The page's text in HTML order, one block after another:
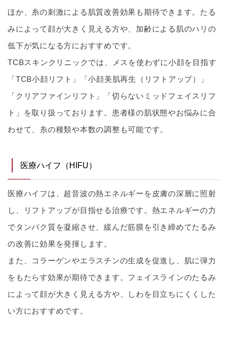
ほか、糸の刺激による肌質改善効果も期待できます。たる
みによって顔が大きく見える方や、加齢による肌のハリの
低下が気になる方におすすめです。
TCBスキンクリニックでは、メスを使わずに小顔を目指す
「TCB小顔リフト」「小顔美肌再生（リフトアップ）」
「クリアファインリフト」「切らないミッドフェイスリフ
ト」を取り扱っております。患者様の肌状態やお悩みに合
わせて、糸の種類や本数の調整も可能です。
医療ハイフ（HIFU）
医療ハイフは、超音波の熱エネルギーを皮膚の深層に照射
し、リフトアップが目指せる治療です。熱エネルギーの力
でタンパク質を凝縮させ、緩んだ筋膜を引き締めてたるみ
の改善に効果を発揮します。
また、コラーゲンやエラスチンの生成を促進し、肌に弾力
をもたらす効果が期待できます。フェイスラインのたるみ
によって顔が大きく見える方や、しわを目立ちにくくした
い方におすすめです。